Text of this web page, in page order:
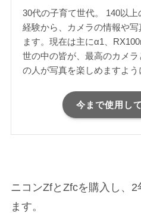
30代の子育て世代。 140以
経験から、カメラの情報や
ます。現在は主にα1、
世の中の皆が、最高のカメラ
の人が写真を楽しめますよう
今まで使用し
ニコンZfとZfcを購入し、
ます。